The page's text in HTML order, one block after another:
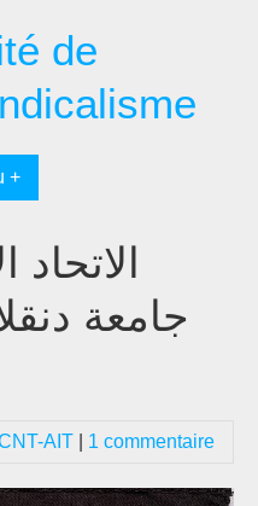
de
+
الاتحاد
جامعة
AIT 1 commentaire